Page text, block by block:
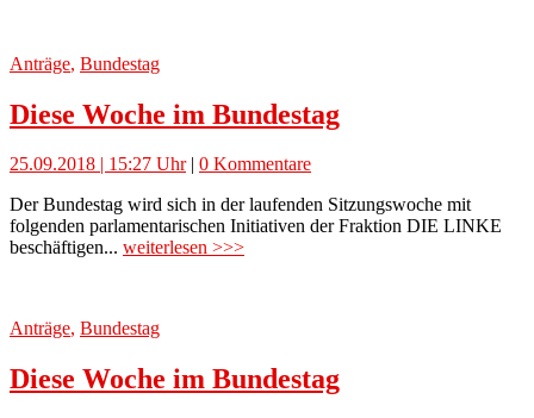
Anträge, Bundestag
Diese Woche im Bundestag
25.09.2018 | 15:27 Uhr| 0 Kommentare
Der Bundestag wird sich in der laufenden Sitzungswoche mit
folgenden parlamentarischen Initiativen der Fraktion DIE LINKE
beschäftigen... weiterlesen >>>
Anträge, Bundestag
Diese Woche im Bundestag